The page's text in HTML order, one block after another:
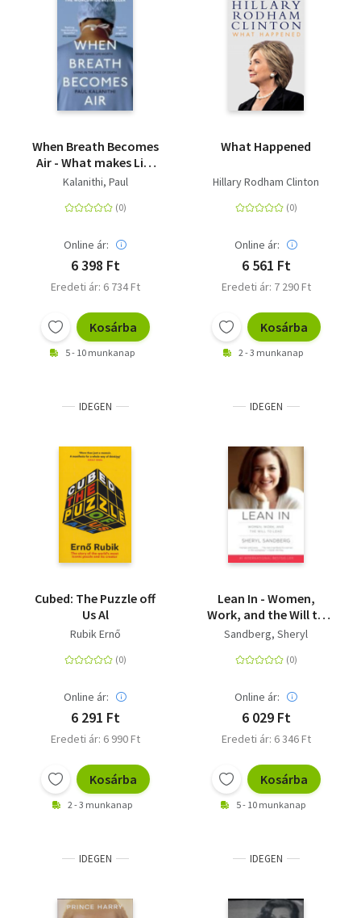
When Breath Becomes
Air - What makes Life
worth living in the
Kalanithi, Paul
Online ár:
6 398 Ft
Eredeti ár: 6 734 Ft
Kosárba
5 - 10 munkanap
What Happened
Hillary Rodham Clinton
Online ár:
6 561 Ft
Eredeti ár: 7 290 Ft
Kosárba
2 - 3 munkanap
IDEGEN
Cubed: The Puzzle off
Us Al
Rubik Ernő
Online ár:
6 291 Ft
Eredeti ár: 6 990 Ft
Kosárba
2 - 3 munkanap
IDEGEN
Lean In - Women,
Work, and the Will to
Lead
Sandberg, Sheryl
Online ár:
6 029 Ft
Eredeti ár: 6 346 Ft
Kosárba
5 - 10 munkanap
IDEGEN IDEGEN